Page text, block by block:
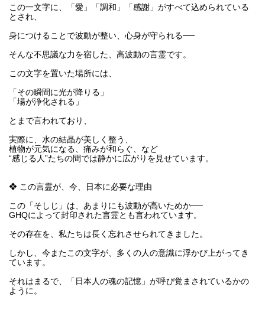
この一文字に、「愛」「調和」「感謝」がすべて込められている
とされ、
身につけることで波動が整い、心身が守られる──
そんな不思議な力を宿した、高波動の言霊です。
この文字を置いた場所には、
「その瞬間に光が降りる」
「場が浄化される」
とまで言われており、
実際に、水の結晶が美しく整う、
植物が元気になる、痛みが和らぐ、など
“感じる人”たちの間では静かに広がりを見せています。
❖ この言霊が、今、日本に必要な理由
この「そしじ」は、あまりにも波動が高いためか──
GHQによって封印された言霊とも言われています。
その存在を、私たちは長く忘れさせられてきました。
しかし、今またこの文字が、多くの人の意識に浮かび上がってき
ています。
それはまるで、「日本人の魂の記憶」が呼び覚まされているかの
ように。